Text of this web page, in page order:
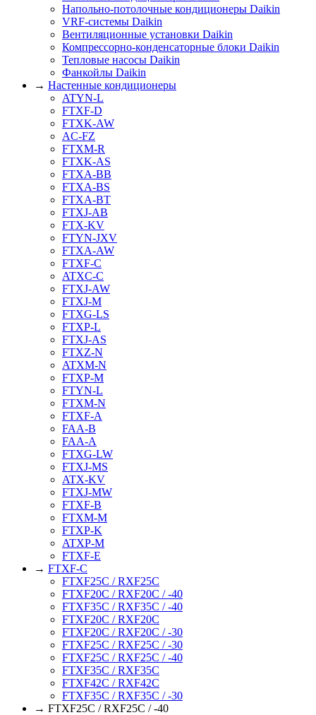
Напольно-потолочные кондиционеры Daikin
VRF-системы Daikin
Вентиляционные установки Daikin
Компрессорно-конденсаторные блоки Daikin
Тепловые насосы Daikin
Фанкойлы Daikin
→ Настенные кондиционеры
ATYN-L
FTXF-D
FTXK-AW
AC-FZ
FTXM-R
FTXK-AS
FTXA-BB
FTXA-BS
FTXA-BT
FTXJ-AB
FTX-KV
FTYN-JXV
FTXA-AW
FTXF-C
ATXC-C
FTXJ-AW
FTXJ-M
FTXG-LS
FTXP-L
FTXJ-AS
FTXZ-N
ATXM-N
FTXP-M
FTYN-L
FTXM-N
FTXF-A
FAA-B
FAA-A
FTXG-LW
FTXJ-MS
ATX-KV
FTXJ-MW
FTXF-B
FTXM-M
FTXP-K
ATXP-M
FTXF-E
→ FTXF-C
FTXF25C / RXF25C
FTXF20C / RXF20C / -40
FTXF35C / RXF35C / -40
FTXF20C / RXF20C
FTXF20C / RXF20C / -30
FTXF25C / RXF25C / -30
FTXF25C / RXF25C / -40
FTXF35C / RXF35C
FTXF42C / RXF42C
FTXF35C / RXF35C / -30
→ FTXF25C / RXF25C / -40